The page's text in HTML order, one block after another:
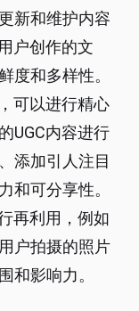
新和维护内容
户创作的文
度和多样性。
可以进行精心
UGC内容进行
添加引人注目
和可分享性。
再利用，例如
户拍摄的照片
和影响力。